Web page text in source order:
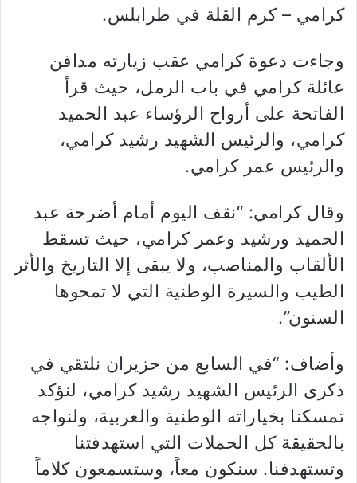
كرامي – كرم القلة في طرابلس.
وجاءت دعوة كرامي عقب زيارته مدافن
عائلة كرامي في باب الرمل، حيث قرأ
الفاتحة على أرواح الرؤساء عبد الحميد
كرامي، والرئيس الشهيد رشيد كرامي،
والرئيس عمر كرامي.
وقال كرامي: “نقف اليوم أمام أضرحة عبد
الحميد ورشيد وعمر كرامي، حيث تسقط
الألقاب والمناصب، ولا يبقى إلا التاريخ والأثر
الطيب والسيرة الوطنية التي لا تمحوها
السنون”.
وأضاف: “في السابع من حزيران نلتقي في
ذكرى الرئيس الشهيد رشيد كرامي، لنؤكد
تمسكنا بخياراته الوطنية والعربية، ولنواجه
بالحقيقة كل الحملات التي استهدفتنا
وتستهدفنا. سنكون معاً، وستسمعون كلاماً